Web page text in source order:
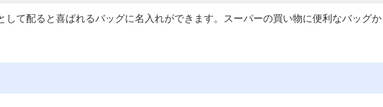
して配ると喜ばれるバッグに名入れができます。スーパーの買い物に便利なバッグ